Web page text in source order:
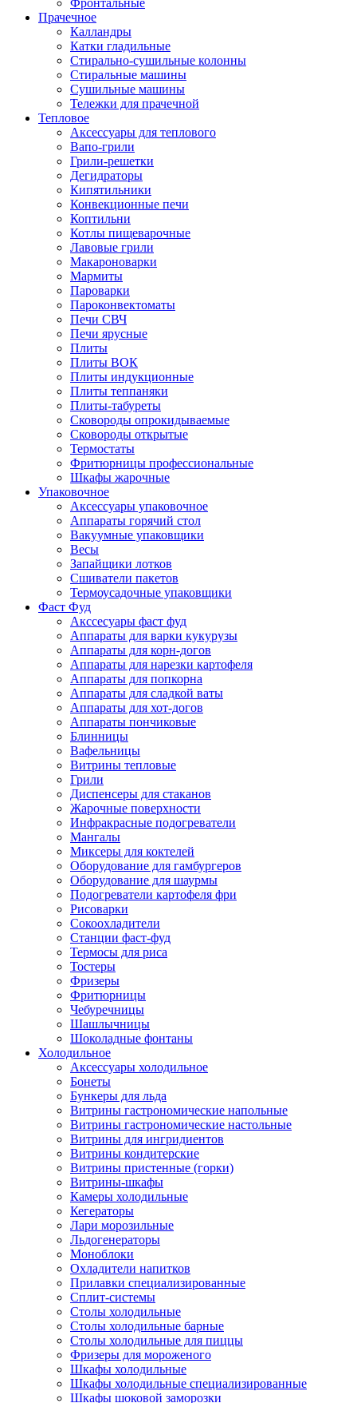
Прачечное
Калландры
Катки гладильные
Стирально-сушильные колонны
Стиральные машины
Сушильные машины
Тележки для прачечной
Тепловое
Аксессуары для теплового
Вапо-грили
Грили-решетки
Дегидраторы
Кипятильники
Конвекционные печи
Коптильни
Котлы пищеварочные
Лавовые грили
Макароноварки
Мармиты
Пароварки
Пароконвектоматы
Печи СВЧ
Печи ярусные
Плиты
Плиты ВОК
Плиты индукционные
Плиты теппаняки
Плиты-табуреты
Сковороды опрокидываемые
Сковороды открытые
Термостаты
Фритюрницы профессиональные
Шкафы жарочные
Упаковочное
Аксессуары упаковочное
Аппараты горячий стол
Вакуумные упаковщики
Весы
Запайщики лотков
Сшиватели пакетов
Термоусадочные упаковщики
Фаст Фуд
Акссесуары фаст фуд
Аппараты для варки кукурузы
Аппараты для корн-догов
Аппараты для нарезки картофеля
Аппараты для попкорна
Аппараты для сладкой ваты
Аппараты для хот-догов
Аппараты пончиковые
Блинницы
Вафельницы
Витрины тепловые
Грили
Диспенсеры для стаканов
Жарочные поверхности
Инфракрасные подогреватели
Мангалы
Миксеры для коктелей
Оборудование для гамбургеров
Оборудование для шаурмы
Подогреватели картофеля фри
Рисоварки
Сокоохладители
Станции фаст-фуд
Термосы для риса
Тостеры
Фризеры
Фритюрницы
Чебуречницы
Шашлычницы
Шоколадные фонтаны
Холодильное
Аксессуары холодильное
Бонеты
Бункеры для льда
Витрины гастрономические напольные
Витрины гастрономические настольные
Витрины для ингридиентов
Витрины кондитерские
Витрины пристенные (горки)
Витрины-шкафы
Камеры холодильные
Кегераторы
Лари морозильные
Льдогенераторы
Моноблоки
Охладители напитков
Прилавки специализированные
Сплит-системы
Столы холодильные
Столы холодильные барные
Столы холодильные для пиццы
Фризеры для мороженого
Шкафы холодильные
Шкафы холодильные специализированные
Шкафы шоковой заморозки